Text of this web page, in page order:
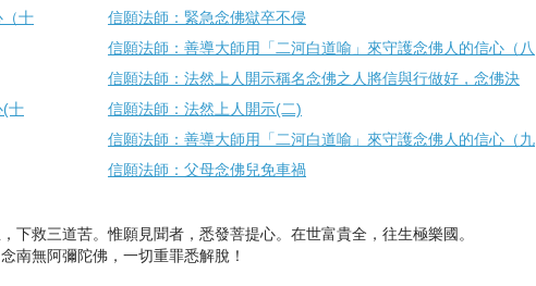
（十
信願法師：緊急念佛獄卒不侵
信願法師：善導大師用「二河白道喻」來守護念佛人的信心（八
信願法師：法然上人開示稱名念佛之人將信與行做好，念佛決
(十
信願法師：法然上人開示(二)
信願法師：善導大師用「二河白道喻」來守護念佛人的信心（九
信願法師：父母念佛兒免車禍
下救三道苦。惟願見聞者，悉發菩提心。在世富貴全，往生極樂國。
南無阿彌陀佛，一切重罪悉解脫！